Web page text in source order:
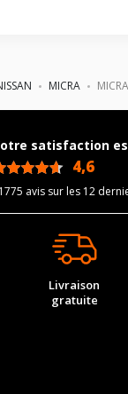
MICRA
satisfaction
4,6
avis sur les 12
Livraison
gratuite